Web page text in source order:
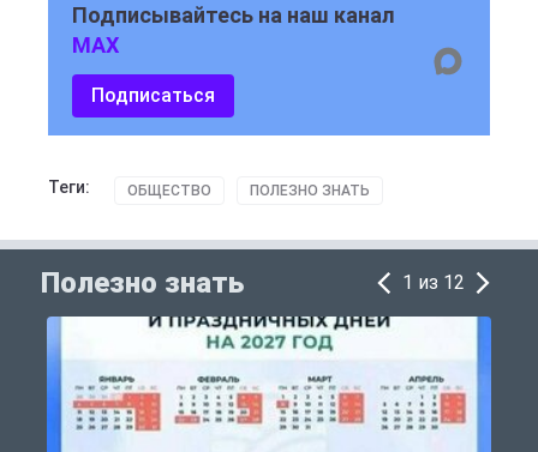
Подписывайтесь на наш канал
MAX
Подписаться
Теги: ОБЩЕСТВО ПОЛЕЗНО ЗНАТЬ
Полезно знать 1 из 12